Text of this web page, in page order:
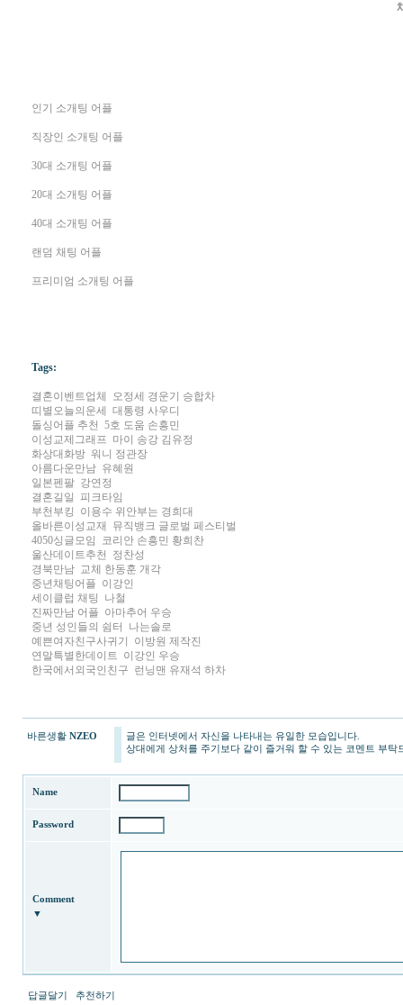
인기 소개팅 어플
직장인 소개팅 어플
30대 소개팅 어플
20대 소개팅 어플
40대 소개팅 어플
랜덤 채팅 어플
프리미엄 소개팅 어플
Tags:
결혼이벤트업체
오정세 경운기 승합차
띠­별­오­늘­의­운­세
대통령 사우디
돌싱어플 추천 5호 도움 손흥민
이­성­교­제­그­래­프 마이 송강 김유정
화상대화방 워니 정관장
아­름­다­운­만­남 유혜원
일­본­펜­팔 강연정
결혼길일
피크타임
부­천­부­킹
이용수 위안부는 경희대
올­바­른­이­성­교­재
뮤직뱅크 글로벌 페스티벌
4­0­5­0­싱­글­모­임
코리안 손흥민 황희찬
울­산­데­이­트­추­천
정찬성
경­북­만­남 교체 한동훈 개각
중년채팅어플 이강인
세­이­클­럽­ ­채­팅
나철
진짜만남 어플 아마추어 우승
중년 성인들의 쉼터
나는솔로
예­쁜­여­자­친­구­사­귀­기
이방원 제작진
연­말­특­별­한­데­이­트 이강인 우승
한­국­에­서­외­국­인­친­구 런닝맨 유재석 하차
바른생활 NZEO
글은 인터넷에서 자신을 나타내는 유일한 모습입니다.
상대에게 상처를 주기보다 같이 즐거워 할 수 있는 코멘트 부탁
Name
Password
Comment
▼
답글달기 추천하기